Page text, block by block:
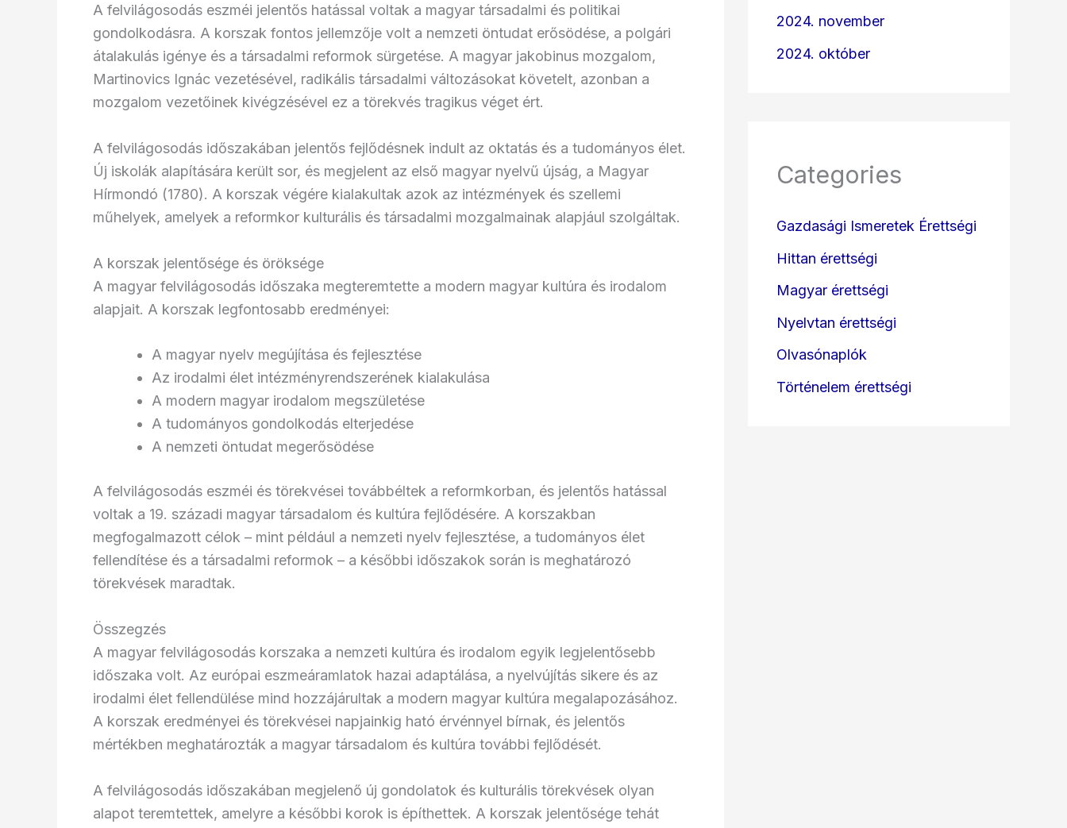
A felvilágosodás eszméi jelentős hatással voltak a magyar társadalmi és politikai
gondolkodásra. A korszak fontos jellemzője volt a nemzeti öntudat erősödése, a polgári
átalakulás igénye és a társadalmi reformok sürgetése. A magyar jakobinus mozgalom,
Martinovics Ignác vezetésével, radikális társadalmi változásokat követelt, azonban a
mozgalom vezetőinek kivégzésével ez a törekvés tragikus véget ért.
A felvilágosodás időszakában jelentős fejlődésnek indult az oktatás és a tudományos élet.
Új iskolák alapítására került sor, és megjelent az első magyar nyelvű újság, a Magyar
Hírmondó (1780). A korszak végére kialakultak azok az intézmények és szellemi
műhelyek, amelyek a reformkor kulturális és társadalmi mozgalmainak alapjául szolgáltak.
A korszak jelentősége és öröksége
A magyar felvilágosodás időszaka megteremtette a modern magyar kultúra és irodalom
alapjait. A korszak legfontosabb eredményei:
A magyar nyelv megújítása és fejlesztése
Az irodalmi élet intézményrendszerének kialakulása
A modern magyar irodalom megszületése
A tudományos gondolkodás elterjedése
A nemzeti öntudat megerősödése
A felvilágosodás eszméi és törekvései továbbéltek a reformkorban, és jelentős hatással
voltak a 19. századi magyar társadalom és kultúra fejlődésére. A korszakban
megfogalmazott célok – mint például a nemzeti nyelv fejlesztése, a tudományos élet
fellendítése és a társadalmi reformok – a későbbi időszakok során is meghatározó
törekvések maradtak.
Összegzés
A magyar felvilágosodás korszaka a nemzeti kultúra és irodalom egyik legjelentősebb
időszaka volt. Az európai eszmeáramlatok hazai adaptálása, a nyelvújítás sikere és az
irodalmi élet fellendülése mind hozzájárultak a modern magyar kultúra megalapozásához.
A korszak eredményei és törekvései napjainkig ható érvénnyel bírnak, és jelentős
mértékben meghatározták a magyar társadalom és kultúra további fejlődését.
A felvilágosodás időszakában megjelenő új gondolatok és kulturális törekvések olyan
alapot teremtettek, amelyre a későbbi korok is építhettek. A korszak jelentősége tehát
2024. november
2024. október
Categories
Gazdasági Ismeretek Érettségi
Hittan érettségi
Magyar érettségi
Nyelvtan érettségi
Olvasónaplók
Történelem érettségi